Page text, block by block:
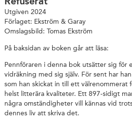
Utgiven 2024
Förlaget: Ekström & Garay
Omslagsbild: Tomas Ekström
På baksidan av boken går att läsa:
Pennföraren i denna bok utsätter sig för
vidräkning med sig själv. För sent har
som han skickat in till ett välrenommerat
helst litterära kvaliteter. Ett 897-sidigt
några omständigheter vill kännas vid
dennes liv att skriva det.